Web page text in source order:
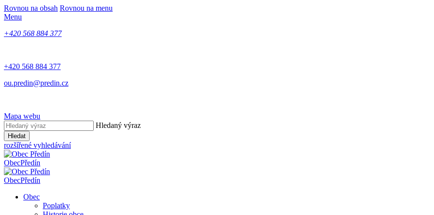
Rovnou na obsah Rovnou na menu
Menu
+420 568 884 377
+420 568 884 377
ou.predin@predin.cz
Mapa webu
Hledaný výraz
Hledat
rozšířené vyhledávání
ObecPředín
ObecPředín
Obec
Poplatky